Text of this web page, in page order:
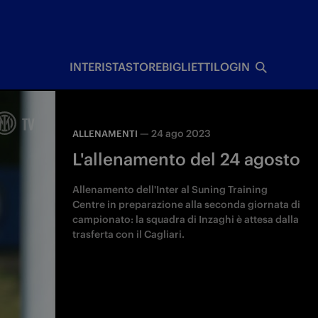
INTERISTASTOREBIGLIETTILOGIN
ALLENAMENTI —24 ago 2023
L'allenamento del 24 agosto
Allenamento dell'Inter al Suning Training
Centre in preparazione alla seconda giornata di
campionato: la squadra di Inzaghi è attesa dalla
trasferta con il Cagliari.